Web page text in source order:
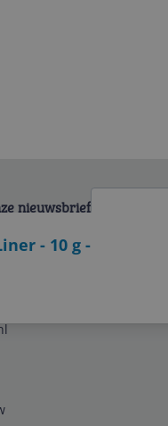
- 10 g -
nieuwsbrief